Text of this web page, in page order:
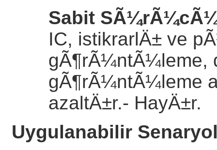
Sabit
IC, istikrarlÄ± ve
gÃ¶rÃ¼ntÃ¼leme,
gÃ¶rÃ¼ntÃ¼leme
azaltÄ±r.- HayÄ±r.
Uygulanabilir